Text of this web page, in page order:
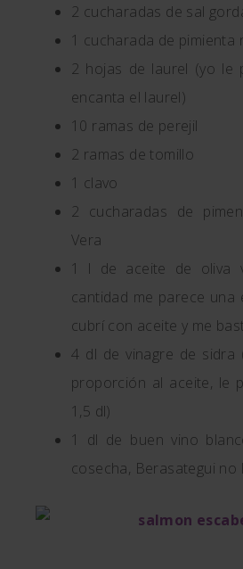
2 cucharadas de sal
1 cucharada de pimienta
2 hojas de laurel (yo le
encanta el laurel)
10 ramas de perejil
2 ramas de tomillo
1 clavo
2 cucharadas de
Vera
1 l de aceite de oliva
cantidad me parece una
cubrí con aceite y me
4 dl de vinagre de sidra
proporción al aceite, le
1,5 dl)
1 dl de buen vino
cosecha, Berasategui no